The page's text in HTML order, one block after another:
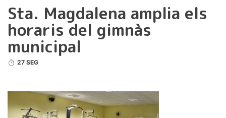
Sta. Magdalena amplia els
horaris del gimnàs
municipal
27 SEG